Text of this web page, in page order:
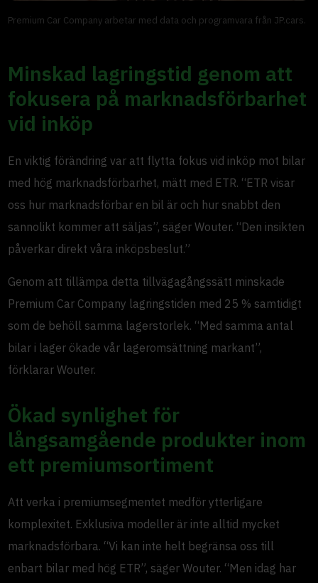
Premium Car Company arbetar med data och programvara från JP.cars.
Minskad lagringstid genom att
fokusera på marknadsförbarhet
vid inköp
En viktig förändring var att flytta fokus vid inköp mot bilar
med hög marknadsförbarhet, mätt med ETR. “ETR visar
oss hur marknadsförbar en bil är och hur snabbt den
sannolikt kommer att säljas”, säger Wouter. “Den insikten
påverkar direkt våra inköpsbeslut.”
Genom att tillämpa detta tillvägagångssätt minskade
Premium Car Company lagringstiden med 25 % samtidigt
som de behöll samma lagerstorlek. “Med samma antal
bilar i lager ökade vår lageromsättning markant”,
förklarar Wouter.
Ökad synlighet för
långsamgående produkter inom
ett premiumsortiment
Att verka i premiumsegmentet medför ytterligare
komplexitet. Exklusiva modeller är inte alltid mycket
marknadsförbara. “Vi kan inte helt begränsa oss till
enbart bilar med hög ETR”, säger Wouter. “Men idag har